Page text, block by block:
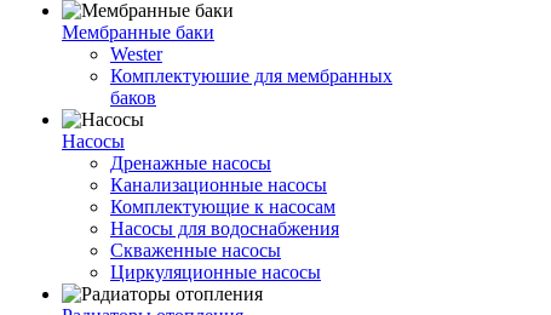
Мембранные баки
Wester
Комплектуюшие для мембранных
баков
Насосы
Дренажные насосы
Канализационные насосы
Комплектующие к насосам
Насосы для водоснабжения
Скваженные насосы
Циркуляционные насосы